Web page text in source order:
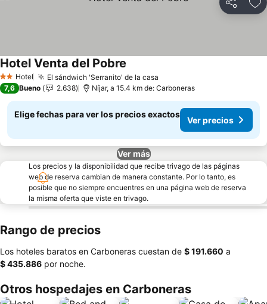
Compartir
2 Estrellas
Hotel El sándwich 'Serranito' de la casa
Hotel Venta del Pobre
7,6 Bueno 2.638 Níjar, a 15.4 km de: Carboneras
Elige fechas para ver los precios exactos
Ver precios
Ver más
Los precios y la disponibilidad que recibe trivago de las páginas
web de reserva cambian de manera constante. Por lo tanto, es
posible que no siempre encuentres en una página web de reserva
la misma oferta que viste en trivago.
Rango de precios
Los hoteles baratos en Carboneras cuestan de ‎$ 191.660 a
‎$ 435.886 por noche.
Otros hospedajes en Carboneras